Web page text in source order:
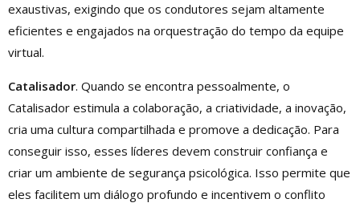
exaustivas, exigindo que os condutores sejam altamente
eficientes e engajados na orquestração do tempo da equipe
virtual.
Catalisador. Quando se encontra pessoalmente, o
Catalisador estimula a colaboração, a criatividade, a inovação,
cria uma cultura compartilhada e promove a dedicação. Para
conseguir isso, esses líderes devem construir confiança e
criar um ambiente de segurança psicológica. Isso permite que
eles facilitem um diálogo profundo e incentivem o conflito